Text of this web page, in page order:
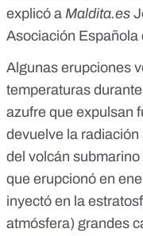
explicó a Maldita.es
Asociación Española
Algunas erupciones
temperaturas
azufre que expulsan
devuelve la radiación
del volcán
que erupcionó en
inyectó en la
atmósfera) grandes